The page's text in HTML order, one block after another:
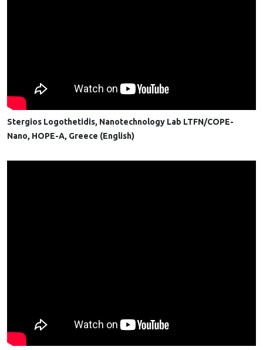
Stergios Logothetidis, Nanotechnology Lab LTFN/COPE-
Nano, HOPE-A, Greece (English)